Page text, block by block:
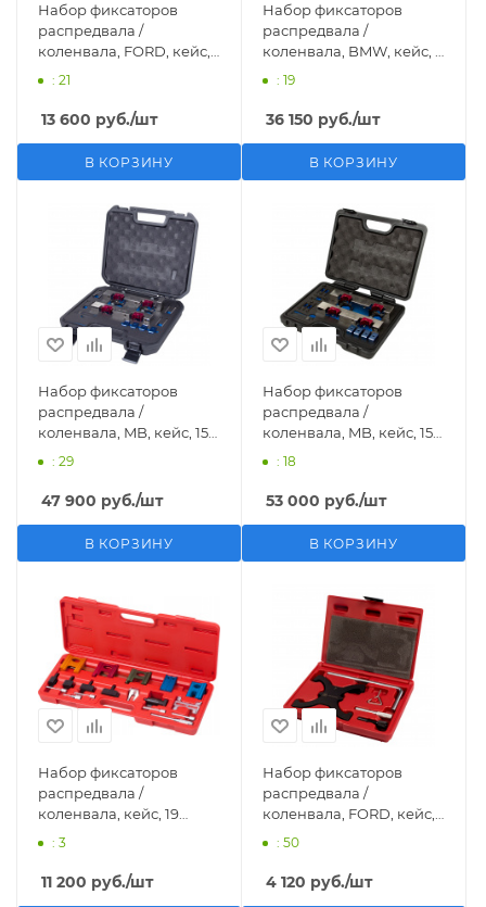
Набор фиксаторов
распредвала /
коленвала, FORD, кейс,
16 предметов МАСТАК
: 21
13 600 руб./шт
В КОРЗИНУ
Набор фиксаторов
распредвала /
коленвала, BMW, кейс, 4
предмета МАСТАК 103-
: 19
36 150 руб./шт
В КОРЗИНУ
Набор фиксаторов
распредвала /
коленвала, MB, кейс, 15
предметов МАСТАК 103-
: 29
47 900 руб./шт
В КОРЗИНУ
Набор фиксаторов
распредвала /
коленвала, MB, кейс, 15
предметов МАСТАК 103-
: 18
53 000 руб./шт
В КОРЗИНУ
Набор фиксаторов
распредвала /
коленвала, кейс, 19
предметов МАСТАК 103-
: 3
11 200 руб./шт
Набор фиксаторов
распредвала /
коленвала, FORD, кейс,
5 предметов МАСТАК
: 50
4 120 руб./шт